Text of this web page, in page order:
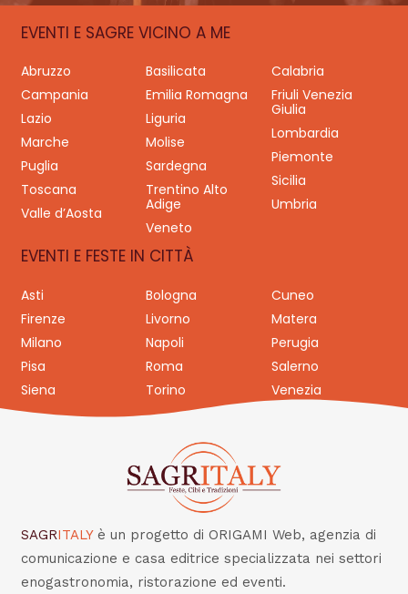
EVENTI E SAGRE VICINO A ME
Abruzzo Basilicata
Calabria
Campania
Emilia Romagna
Friuli Venezia
Giulia
Lazio
Liguria
Lombardia
Marche
Molise
Piemonte
Puglia
Sardegna
Sicilia
Toscana
Trentino Alto
Adige
Umbria
Valle d’Aosta
Veneto
EVENTI E FESTE IN CITTÀ
Asti Bologna
Cuneo
Firenze
Livorno
Matera
Milano
Napoli
Perugia
Pisa
Roma
Salerno
Siena
Torino Venezia
SAGRITALY è un progetto di ORIGAMI Web, agenzia di
comunicazione e casa editrice specializzata nei settori
enogastronomia, ristorazione ed eventi.